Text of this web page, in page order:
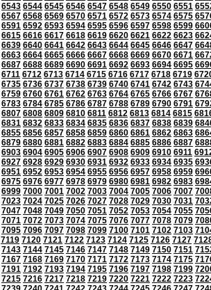
6543 6544 6545 6546 6547 6548 6549 6550 6551
6567 6568 6569 6570 6571 6572 6573 6574 6575
6591 6592 6593 6594 6595 6596 6597 6598 6599
6615 6616 6617 6618 6619 6620 6621 6622 6623
6639 6640 6641 6642 6643 6644 6645 6646 6647
6663 6664 6665 6666 6667 6668 6669 6670 6671
6687 6688 6689 6690 6691 6692 6693 6694 6695
6711 6712 6713 6714 6715 6716 6717 6718 6719
6735 6736 6737 6738 6739 6740 6741 6742 6743
6759 6760 6761 6762 6763 6764 6765 6766 6767
6783 6784 6785 6786 6787 6788 6789 6790 6791
6807 6808 6809 6810 6811 6812 6813 6814 6815
6831 6832 6833 6834 6835 6836 6837 6838 6839
6855 6856 6857 6858 6859 6860 6861 6862 6863
6879 6880 6881 6882 6883 6884 6885 6886 6887
6903 6904 6905 6906 6907 6908 6909 6910 6911
6927 6928 6929 6930 6931 6932 6933 6934 6935
6951 6952 6953 6954 6955 6956 6957 6958 6959
6975 6976 6977 6978 6979 6980 6981 6982 6983
6999 7000 7001 7002 7003 7004 7005 7006 7007
7023 7024 7025 7026 7027 7028 7029 7030 7031
7047 7048 7049 7050 7051 7052 7053 7054 7055
7071 7072 7073 7074 7075 7076 7077 7078 7079
7095 7096 7097 7098 7099 7100 7101 7102 7103
7119 7120 7121 7122 7123 7124 7125 7126 7127
7143 7144 7145 7146 7147 7148 7149 7150 7151
7167 7168 7169 7170 7171 7172 7173 7174 7175
7191 7192 7193 7194 7195 7196 7197 7198 7199
7215 7216 7217 7218 7219 7220 7221 7222 7223